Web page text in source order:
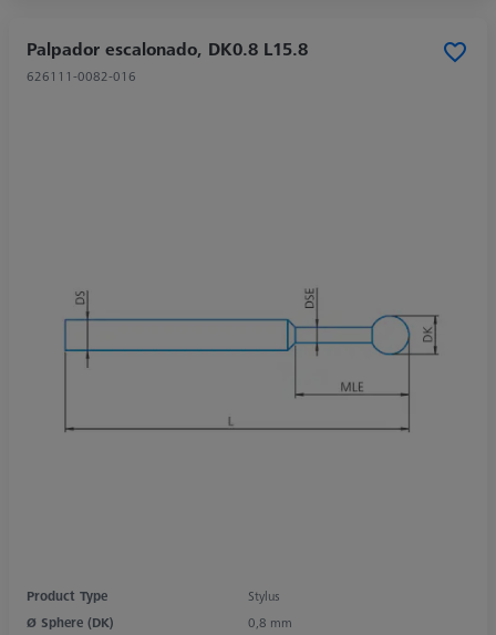
Palpador escalonado, DK0.8 L15.8
626111-0082-016
Product Type
Stylus
Ø Sphere (DK)
0,8 mm